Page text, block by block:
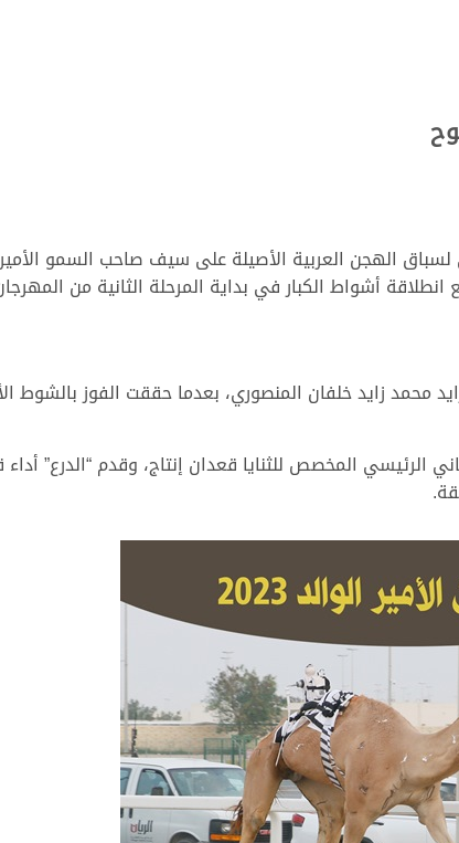
الهجن العربية الأصيلة على سيف صاحب السمو
زايد خلفان المنصوري، بعدما حققت الفوز بالشوط
الرئيسي المخصص للثنايا قعدان إنتاج، وقدم “الدرع”